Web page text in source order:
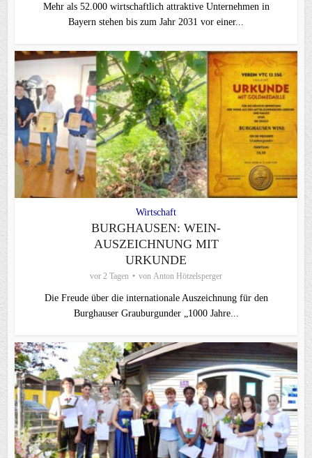
Mehr als 52.000 wirtschaftlich attraktive Unternehmen in
Bayern stehen bis zum Jahr 2031 vor einer...
Wirtschaft
BURGHAUSEN: WEIN-
AUSZEICHNUNG MIT
URKUNDE
vor 2 Tagen von Anton Hötzelsperger
Die Freude über die internationale Auszeichnung für den
Burghauser Grauburgunder „1000 Jahre...